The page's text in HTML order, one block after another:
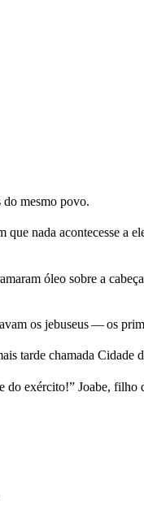
do mesmo povo.
nada acontecesse a
óleo sobre a
os jebuseus — os
tarde chamada Cidade
do exército!” Joabe,